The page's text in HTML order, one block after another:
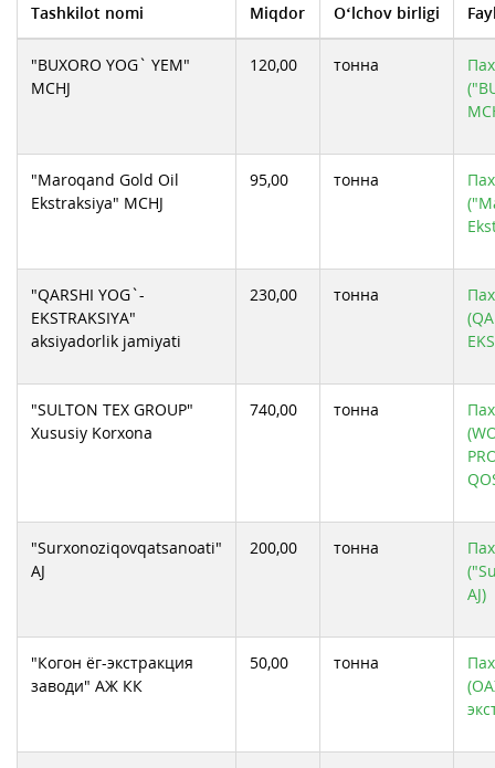
ООО ABDULAZIZ SEVARA IXTIYOR
ООО IDEAL-OIL TRADE
ХК Baxt-moy invest
Tashkilot nomi Miqdor O‘lchov birligi
"BUXORO YOG` YEM"
MCHJ
120,00 тонна
"Maroqand Gold Oil
Ekstraksiya" MCHJ
95,00 тонна
"QARSHI YOG`-
EKSTRAKSIYA"
aksiyadorlik jamiyati
230,00 тонна
"SULTON TEX GROUP"
Xususiy Korxona
740,00 тонна
"Surxonoziqovqatsanoati"
AJ
200,00 тонна
AJ)
"Когон ёг-экстракция
заводи" АЖ КК
50,00 тонна